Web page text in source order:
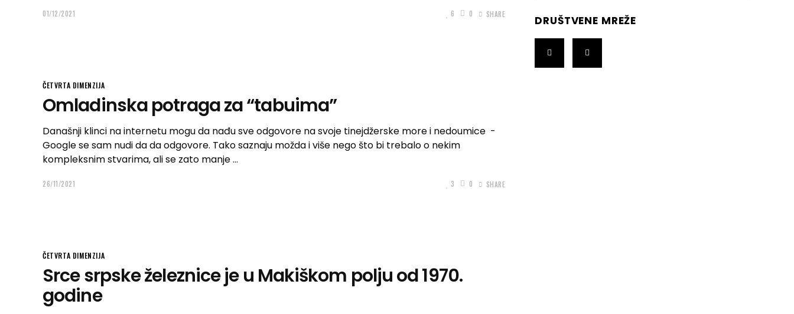
01/12/2021 6 0 SHARE
ČETVRTA DIMENZIJA
Omladinska potraga za “tabuima”
Današnji klinci na internetu mogu da nađu sve odgovore na svoje tinejdžerske more i nedoumice -
Google se sam nudi da da odgovore. Tako saznaju možda i više nego što bi trebalo o nekim
kompleksnim stvarima, ali se zato manje
26/11/2021 3 0 SHARE
ČETVRTA DIMENZIJA
Srce srpske železnice je u Makiškom polju od 1970.
godine
DRUŠTVENE MREŽE